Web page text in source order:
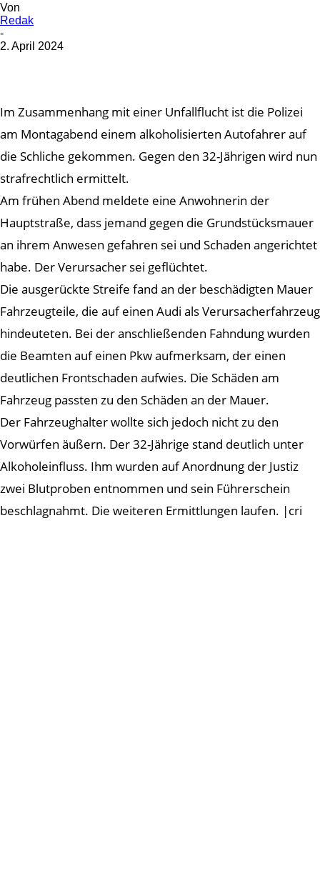
Von
Redak
-
2. April 2024
Im Zusammenhang mit einer Unfallflucht ist die Polizei
am Montagabend einem alkoholisierten Autofahrer auf
die Schliche gekommen. Gegen den 32-Jährigen wird nun
strafrechtlich ermittelt.
Am frühen Abend meldete eine Anwohnerin der
Hauptstraße, dass jemand gegen die Grundstücksmauer
an ihrem Anwesen gefahren sei und Schaden angerichtet
habe. Der Verursacher sei geflüchtet.
Die ausgerückte Streife fand an der beschädigten Mauer
Fahrzeugteile, die auf einen Audi als Verursacherfahrzeug
hindeuteten. Bei der anschließenden Fahndung wurden
die Beamten auf einen Pkw aufmerksam, der einen
deutlichen Frontschaden aufwies. Die Schäden am
Fahrzeug passten zu den Schäden an der Mauer.
Der Fahrzeughalter wollte sich jedoch nicht zu den
Vorwürfen äußern. Der 32-Jährige stand deutlich unter
Alkoholeinfluss. Ihm wurden auf Anordnung der Justiz
zwei Blutproben entnommen und sein Führerschein
beschlagnahmt. Die weiteren Ermittlungen laufen. |cri